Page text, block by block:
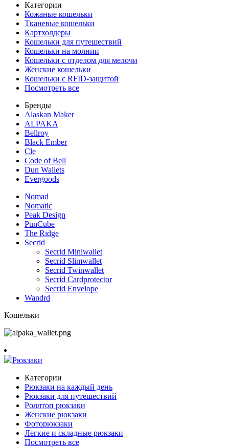
Категории
Кожаные кошельки
Тканевые кошельки
Картхолдеры
Кошельки для путешествий
Кошельки на молнии
Кошельки с отделом для мелочи
Женские кошельки
Кошельки с RFID-защитой
Посмотреть все
Бренды
Alaskan Maker
ALPAKA
Bellroy
Black Ember
Cle
Code of Bell
Dun Wallets
Evergoods
Nomad
Nomatic
Peak Design
PunCube
The Ridge
Secrid
Secrid Miniwallet
Secrid Slimwallet
Secrid Twinwallet
Secrid Cardprotector
Secrid Envelope
Wandrd
Кошельки
Рюкзаки
Категории
Рюкзаки на каждый день
Рюкзаки для путешествий
Роллтоп рюкзаки
Женские рюкзаки
Фоторюкзаки
Легкие и складные рюкзаки
Посмотреть все